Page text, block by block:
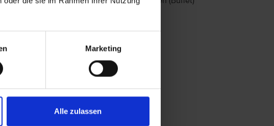
Marketing
Alle zulassen
Familie
Kinderanimation